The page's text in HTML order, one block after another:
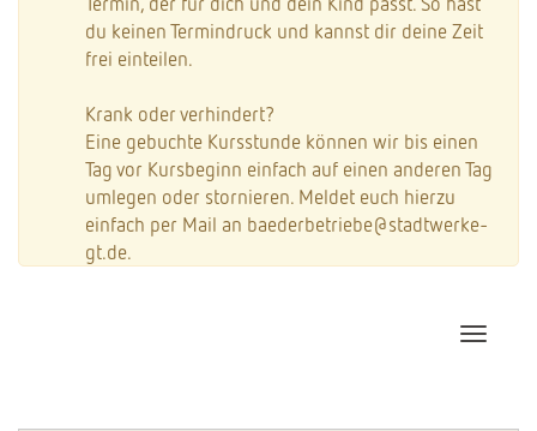
du keinen Termindruck und kannst dir deine Zeit
frei einteilen.
Krank oder verhindert?
Eine gebuchte Kursstunde können wir bis einen
Tag vor Kursbeginn einfach auf einen anderen Tag
umlegen oder stornieren. Meldet euch hierzu
einfach per Mail an baederbetriebe@stadtwerke-
gt.de.